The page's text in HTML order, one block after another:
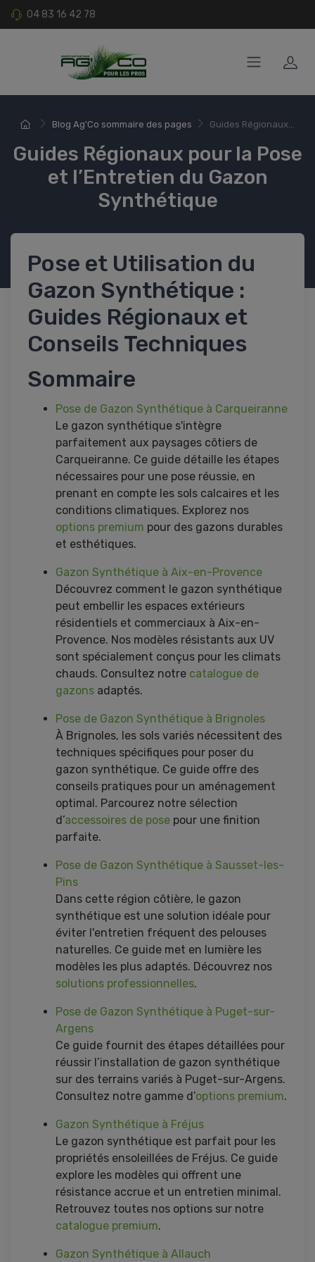
04 83 16 42 78
Blog Ag'Co sommaire des pages Guides Régionaux...
Guides Régionaux pour la Pose
et l’Entretien du Gazon
Synthétique
Pose et Utilisation du
Gazon Synthétique :
Guides Régionaux et
Conseils Techniques
Sommaire
Pose de Gazon Synthétique à Carqueiranne
Le gazon synthétique s'intègre
parfaitement aux paysages côtiers de
Carqueiranne. Ce guide détaille les étapes
nécessaires pour une pose réussie, en
prenant en compte les sols calcaires et les
conditions climatiques. Explorez nos
options premium pour des gazons durables
et esthétiques.
Gazon Synthétique à Aix-en-Provence
Découvrez comment le gazon synthétique
peut embellir les espaces extérieurs
résidentiels et commerciaux à Aix-en-
Provence. Nos modèles résistants aux UV
sont spécialement conçus pour les climats
chauds. Consultez notre catalogue de
gazons adaptés.
Pose de Gazon Synthétique à Brignoles
À Brignoles, les sols variés nécessitent des
techniques spécifiques pour poser du
gazon synthétique. Ce guide offre des
conseils pratiques pour un aménagement
optimal. Parcourez notre sélection
d’accessoires de pose pour une finition
parfaite.
Pose de Gazon Synthétique à Sausset-les-
Pins
Dans cette région côtière, le gazon
synthétique est une solution idéale pour
éviter l'entretien fréquent des pelouses
naturelles. Ce guide met en lumière les
modèles les plus adaptés. Découvrez nos
solutions professionnelles.
Pose de Gazon Synthétique à Puget-sur-
Argens
Ce guide fournit des étapes détaillées pour
réussir l’installation de gazon synthétique
sur des terrains variés à Puget-sur-Argens.
Consultez notre gamme d’options premium.
Gazon Synthétique à Fréjus
Le gazon synthétique est parfait pour les
propriétés ensoleillées de Fréjus. Ce guide
explore les modèles qui offrent une
résistance accrue et un entretien minimal.
Retrouvez toutes nos options sur notre
catalogue premium.
Gazon Synthétique à Allauch